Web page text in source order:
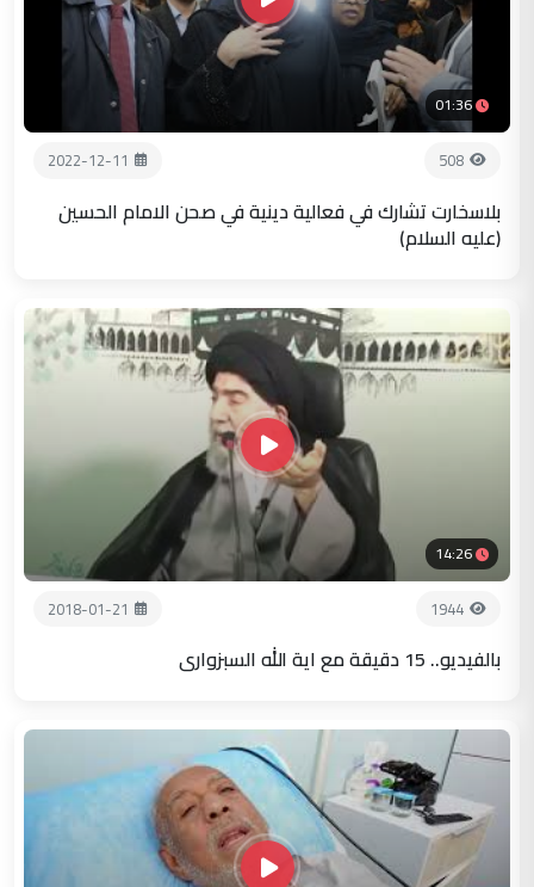
01:36
508
2022-12-11
بلاسخارت تشارك في فعالية دينية في صحن الامام الحسين
(عليه السلام)
14:26
1944
2018-01-21
بالفيديو.. 15 دقيقة مع اية الله السبزواري